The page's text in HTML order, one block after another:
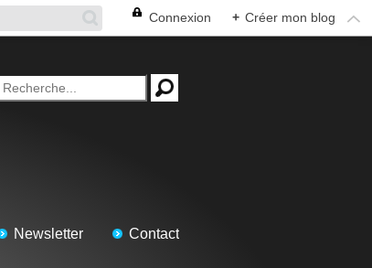
Connexion + Créer mon blog
Newsletter Contact